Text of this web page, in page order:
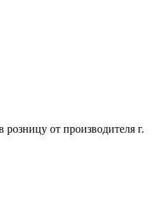
от производителя г.